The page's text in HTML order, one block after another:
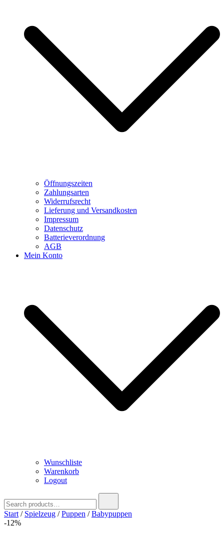
Öffnungszeiten
Zahlungsarten
Widerrufsrecht
Lieferung und Versandkosten
Impressum
Datenschutz
Batterieverordnung
AGB
Mein Konto
Wunschliste
Warenkorb
Logout
for:
Start / Spielzeug /Puppen /Babypuppen
-12%